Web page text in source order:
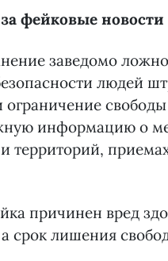
фейковые новости
заведомо
людей
информацию о
территорий,
причинен вред
срок лишения